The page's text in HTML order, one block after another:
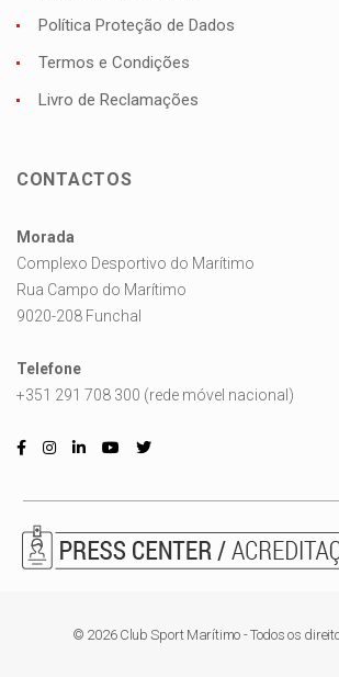
Política Proteção de Dados
Termos e Condições
Livro de Reclamações
CONTACTOS
Morada
Complexo Desportivo do Marítimo
Rua Campo do Marítimo
9020-208 Funchal
Telefone
+351 291 708 300 (rede móvel nacional)
© 2026 Club Sport Marítimo - Todos os